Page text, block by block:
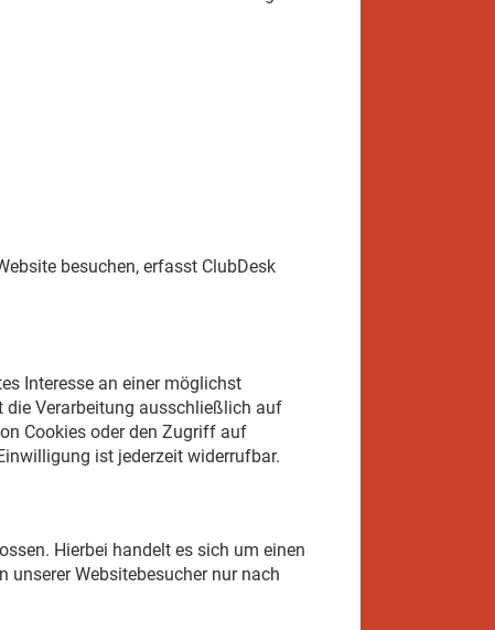
besuchen, erfasst ClubDesk
Interesse an einer möglichst
die Verarbeitung ausschließlich auf
Cookies oder den Zugriff auf
ist jederzeit widerrufbar.
Hierbei handelt es sich um einen
unserer Websitebesucher nur nach